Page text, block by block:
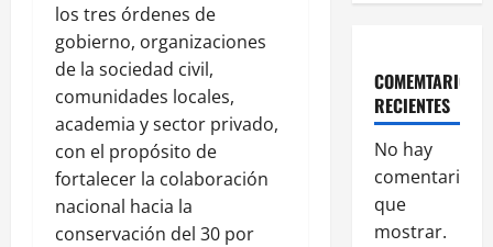
los tres órdenes de
gobierno, organizaciones
de la sociedad civil,
comunidades locales,
academia y sector privado,
con el propósito de
fortalecer la colaboración
nacional hacia la
conservación del 30 por
COMEMTARIOS
RECIENTES
No hay
comentarios
que
mostrar.